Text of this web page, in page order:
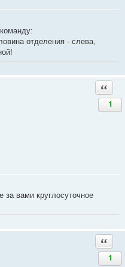
отделения - слева,
1
за вами круглосуточное
1